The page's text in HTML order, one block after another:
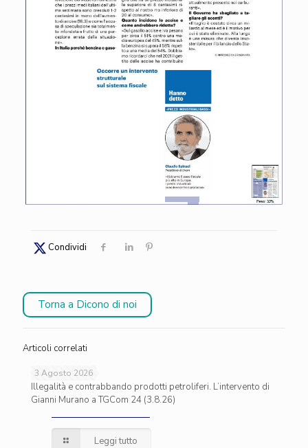
Condividi
Torna a Dicono di noi
Articoli correlati
3 Agosto 2026
Illegalità e contrabbando prodotti petroliferi. L’intervento di
Gianni Murano a TGCom 24 (3.8.26)
Leggi tutto